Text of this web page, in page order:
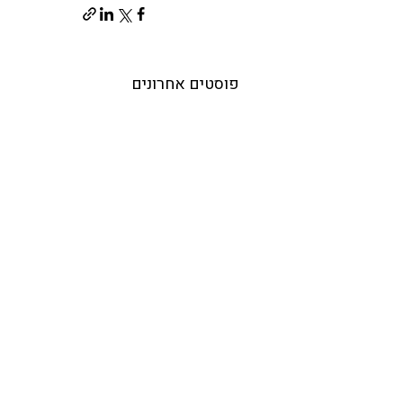
פוסטים אחרונים